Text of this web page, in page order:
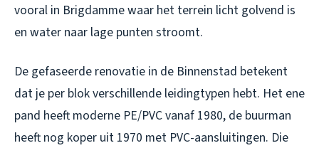
vooral in Brigdamme waar het terrein licht golvend is
en water naar lage punten stroomt.
De gefaseerde renovatie in de Binnenstad betekent
dat je per blok verschillende leidingtypen hebt. Het ene
pand heeft moderne PE/PVC vanaf 1980, de buurman
heeft nog koper uit 1970 met PVC-aansluitingen. Die